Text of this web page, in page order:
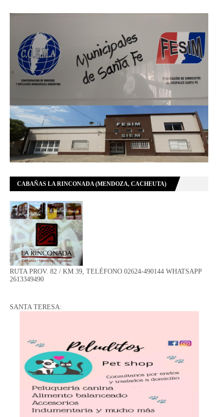
CABAÑAS LA RINCONADA (MENDOZA, CACHEUTA)
RUTA PROV. 82 / KM 39, TELÉFONO 02624-490144 WHATSAPP
2613349490
SANTA TERESA: